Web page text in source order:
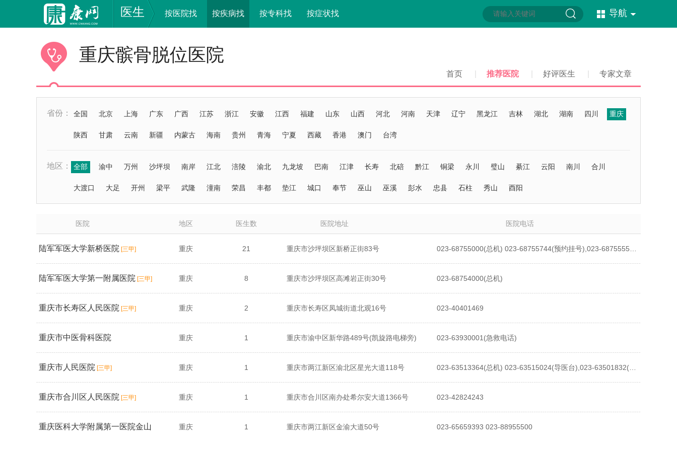
医生 按医院找 按疾病找 按专科找 按症状找 导航
重庆髌骨脱位医院
首页 推荐医院 好评医生 专家文章
省份： 全国 北京 上海 广东 广西 江苏 浙江 安徽 江西 福建 山东 山西 河北 河南 天津 辽宁 黑龙江 吉林 湖北 湖南 四川 重庆
陕西 甘肃 云南 新疆 内蒙古 海南 贵州 青海 宁夏 西藏 香港 澳门 台湾
地区： 全部 渝中 万州 沙坪坝 南岸 江北 涪陵 渝北 九龙坡 巴南 江津 长寿 北碚 黔江 铜梁 永川 璧山 綦江 云阳 南川 合川
大渡口 大足 开州 梁平 武隆 潼南 荣昌 丰都 垫江 城口 奉节 巫山 巫溪 彭水 忠县 石柱 秀山 酉阳
医院 地区 医生数 医院地址 医院电话
陆军军医大学新桥医院 [三甲] 重庆 21 重庆市沙坪坝区新桥正街83号
陆军军医大学第一附属医院 [三甲] 重庆 8 重庆市沙坪坝区高滩岩正街30号 023-68754000(总机)
重庆市长寿区人民医院 [三甲] 重庆 2 重庆市长寿区凤城街道北观16号 023-40401469
重庆市中医骨科医院 重庆 1 重庆市渝中区新华路489号(凯旋路电梯旁) 023-63930001(急救电话)
重庆市人民医院 [三甲] 重庆 1 重庆市两江新区渝北区星光大道118号
重庆市合川区人民医院 [三甲] 重庆 1 重庆市合川区南办处希尔安大道1366号 023-42824243
重庆医科大学附属第一医院金山 重庆 1 重庆市两江新区金渝大道50号 023-65659393 023-88955500